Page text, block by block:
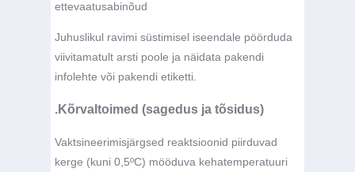
ettevaatusabinõud
Juhuslikul ravimi süstimisel iseendale pöörduda
viivitamatult arsti poole ja näidata pakendi
infolehte või pakendi etiketti.
.Kõrvaltoimed (sagedus ja tõsidus)
Vaktsineerimisjärgsed reaktsioonid piirduvad
kerge (kuni 0,5ºC) mööduva kehatemperatuuri